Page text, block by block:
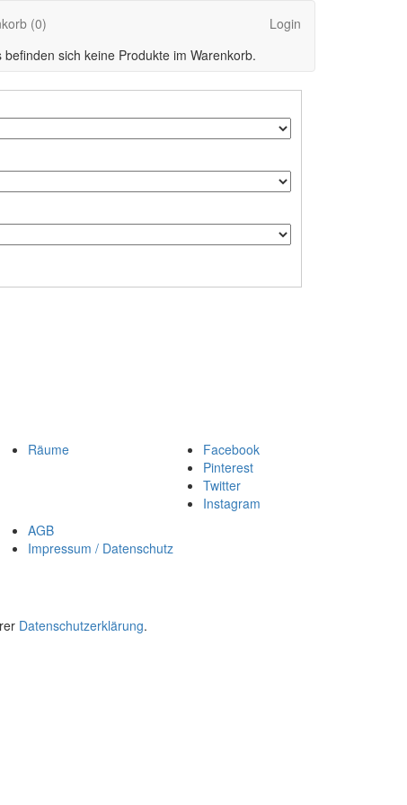
(0)
befinden sich keine Produkte im Warenkorb.
Login
Räume
Facebook
Pinterest
Twitter
Instagram
AGB
Impressum / Datenschutz
Datenschutzerklärung.